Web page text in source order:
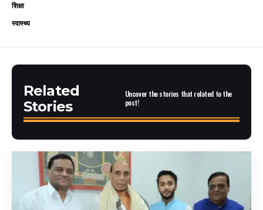
शिक्षा
स्वास्थ्य
Related
Stories
Uncover the stories that related to the
post!